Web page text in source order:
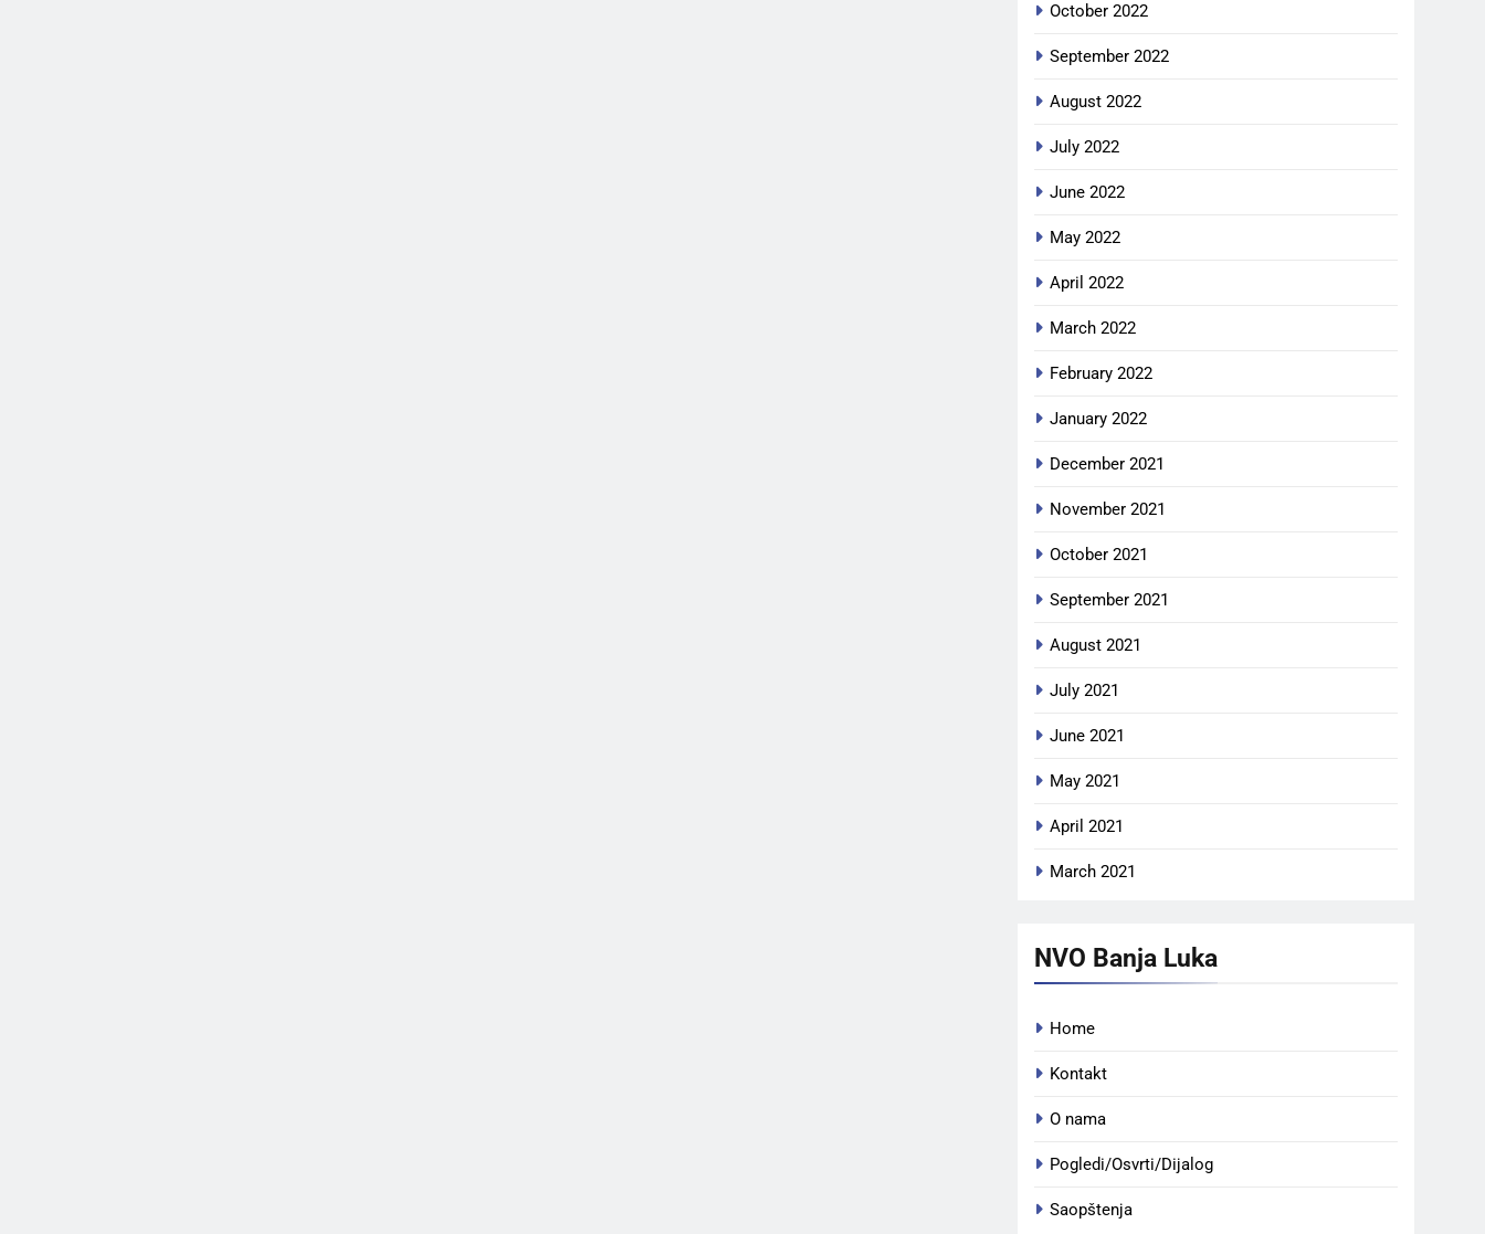
October 2022
September 2022
August 2022
July 2022
June 2022
May 2022
April 2022
March 2022
February 2022
January 2022
December 2021
November 2021
October 2021
September 2021
August 2021
July 2021
June 2021
May 2021
April 2021
March 2021
NVO Banja Luka
Home
Kontakt
O nama
Pogledi/Osvrti/Dijalog
Saopštenja